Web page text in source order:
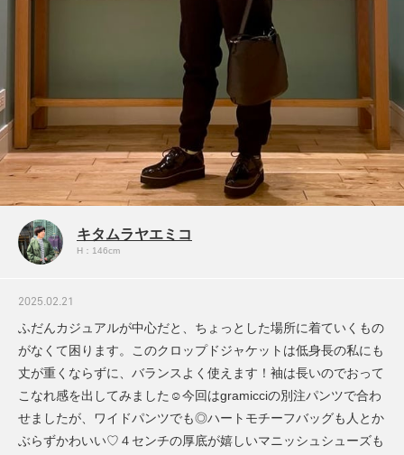
キタムラヤエミコ
H：146cm
2025.02.21
ふだんカジュアルが中心だと、ちょっとした場所に着ていくもの
がなくて困ります。このクロップドジャケットは低身長の私にも
丈が重くならずに、バランスよく使えます！袖は長いのでおって
こなれ感を出してみました☺︎今回はgramicciの別注パンツで合わ
せましたが、ワイドパンツでも◎ハートモチーフバッグも人とか
ぶらずかわいい♡４センチの厚底が嬉しいマニッシュシューズも